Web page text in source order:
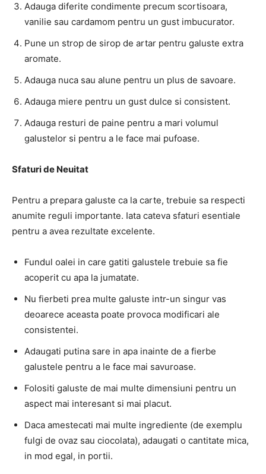
Adauga diferite condimente precum scortisoara,
vanilie sau cardamom pentru un gust imbucurator.
Pune un strop de sirop de artar pentru galuste extra
aromate.
Adauga nuca sau alune pentru un plus de savoare.
Adauga miere pentru un gust dulce si consistent.
Adauga resturi de paine pentru a mari volumul
galustelor si pentru a le face mai pufoase.
Sfaturi de Neuitat
Pentru a prepara galuste ca la carte, trebuie sa respecti
anumite reguli importante. Iata cateva sfaturi esentiale
pentru a avea rezultate excelente.
Fundul oalei in care gatiti galustele trebuie sa fie
acoperit cu apa la jumatate.
Nu fierbeti prea multe galuste intr-un singur vas
deoarece aceasta poate provoca modificari ale
consistentei.
Adaugati putina sare in apa inainte de a fierbe
galustele pentru a le face mai savuroase.
Folositi galuste de mai multe dimensiuni pentru un
aspect mai interesant si mai placut.
Daca amestecati mai multe ingrediente (de exemplu
fulgi de ovaz sau ciocolata), adaugati o cantitate mica,
in mod egal, in portii.